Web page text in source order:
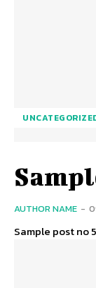
AUTHOR NAME -
Sample post no